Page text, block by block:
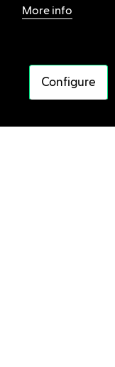
More info
Configure